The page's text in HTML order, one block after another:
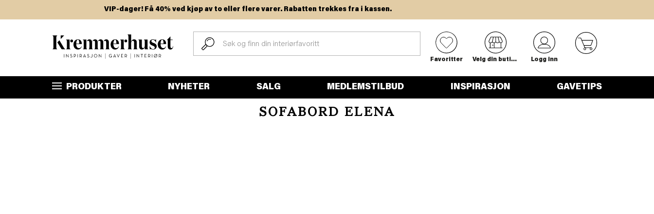
til
VIP-dager! Få 40% ved kjøp av to eller flere varer. Rabatten trekkes fra i kassen.
0
Favoritter Velg din butikk Logg inn
PRODUKTER NYHETER SALG MEDLEMSTILBUD INSPIRASJON GAVETIPS
SOFABORD ELENA